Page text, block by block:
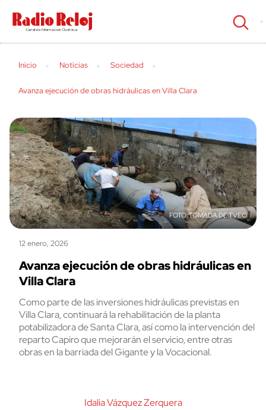
cerrar
Inicio Noticias Sociedad
Avanza ejecución de obras hidráulicas en Villa Clara
TOMADA DE TVEO
12 enero, 2026
Avanza ejecución de obras hidráulicas en
Villa Clara
Como parte de las inversiones hidráulicas previstas en
Villa Clara, continuará la rehabilitación de la planta
potabilizadora de Santa Clara, así como la intervención del
reparto Capiro que mejorarán el servicio, entre otras
obras en la barriada del Gigante y la Vocacional.
Idalia Vázquez Zerquera